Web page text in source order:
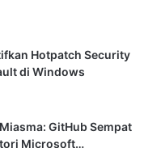
Hotpatch Security
di Windows
GitHub Sempat
Microsoft…